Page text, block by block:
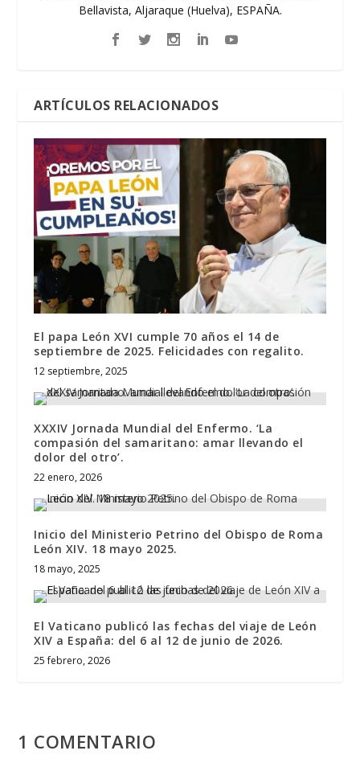
Bellavista, Aljaraque (Huelva), ESPAÑA.
ARTÍCULOS RELACIONADOS
El papa León XVI cumple 70 años el 14 de
septiembre de 2025. Felicidades con regalito.
12 septiembre, 2025
XXXIV Jornada Mundial del Enfermo. ‘La
compasión del samaritano: amar llevando el
dolor del otro’.
22 enero, 2026
Inicio del Ministerio Petrino del Obispo de Roma
León XIV. 18 mayo 2025.
18 mayo, 2025
El Vaticano publicó las fechas del viaje de León
XIV a España: del 6 al 12 de junio de 2026.
25 febrero, 2026
1 COMENTARIO